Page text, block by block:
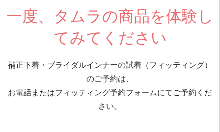
一度、タムラの商品を体験し
てみてください
補正下着・ブライダルインナーの試着（フィッティング）
のご予約は、
お電話またはフィッティング予約フォームにてご予約くだ
さい。